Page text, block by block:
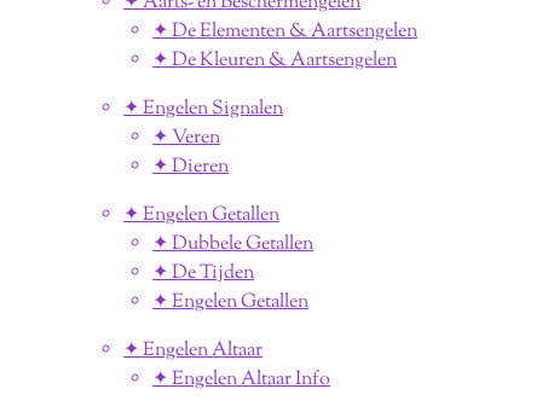
✦ De Elementen & Aartsengelen
✦ De Kleuren & Aartsengelen
✦ Engelen Signalen
✦ Veren
✦ Dieren
✦ Engelen Getallen
✦ Dubbele Getallen
✦ De Tijden
✦ Engelen Getallen
✦ Engelen Altaar
✦ Engelen Altaar Info